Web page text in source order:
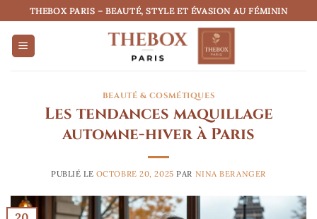
Passer
au
contenu
THEBOX PARIS – BEAUTÉ, STYLE ET ÉVASION AU FÉMININ
BEAUTÉ & COSMÉTIQUES
Les tendances maquillage
automne-hiver à Paris
PUBLIÉ LE OCTOBRE 20, 2025 PAR NINA BERANGER